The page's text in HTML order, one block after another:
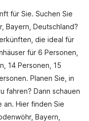
für Sie. Suchen Sie
Bayern, Deutschland?
die ideal für
für 6 Personen,
14 Personen, 15
Planen Sie, in
fahren? Dann schauen
an. Hier finden Sie
Bayern,